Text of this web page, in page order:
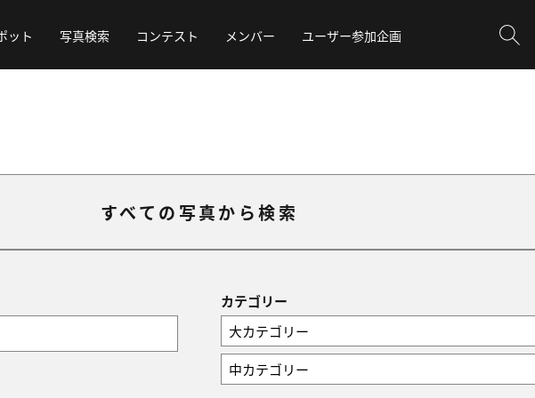
ット 写真検索 コンテスト メンバー ユーザー参加企画
すべての写真から検索
カテゴリー